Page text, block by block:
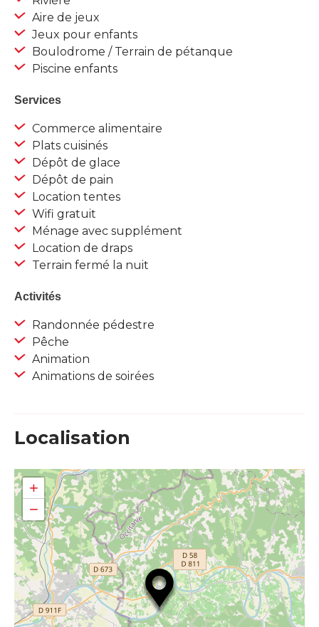
Aire de jeux
Jeux pour enfants
Boulodrome / Terrain de pétanque
Piscine enfants
Services
Commerce alimentaire
Plats cuisinés
Dépôt de glace
Dépôt de pain
Location tentes
Wifi gratuit
Ménage avec supplément
Location de draps
Terrain fermé la nuit
Activités
Randonnée pédestre
Pêche
Animation
Animations de soirées
Localisation
+
−